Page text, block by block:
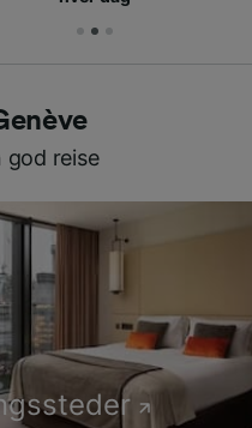
god reise